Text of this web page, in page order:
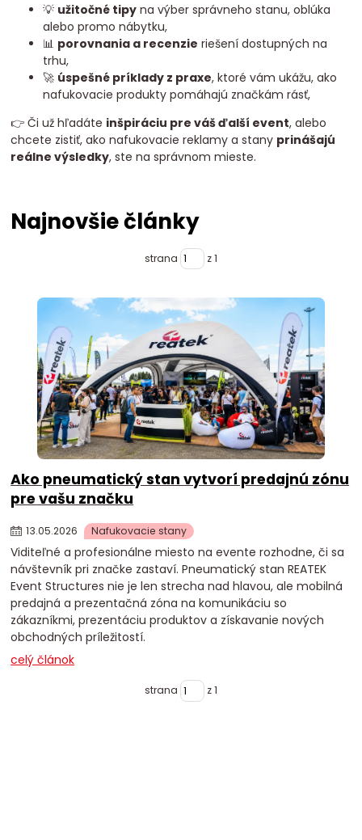
💡 užitočné tipy na výber správneho stanu, oblúka
alebo promo nábytku,
📊 porovnania a recenzie riešení dostupných na
trhu,
🚀 úspešné príklady z praxe, ktoré vám ukážu, ako
nafukovacie produkty pomáhajú značkám rásť,
👉 Či už hľadáte inšpiráciu pre váš ďalší event, alebo
chcete zistiť, ako nafukovacie reklamy a stany prinášajú
reálne výsledky, ste na správnom mieste.
Najnovšie články
strana z 1
Ako pneumatický stan vytvorí predajnú zónu
pre vašu značku
13.05.2026 Nafukovacie stany
Viditeľné a profesionálne miesto na evente rozhodne, či sa
návštevník pri značke zastaví. Pneumatický stan REATEK
Event Structures nie je len strecha nad hlavou, ale mobilná
predajná a prezentačná zóna na komunikáciu so
zákazníkmi, prezentáciu produktov a získavanie nových
obchodných príležitostí.
celý článok
strana z 1